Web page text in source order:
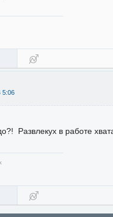
5:06
Развлекух в работе